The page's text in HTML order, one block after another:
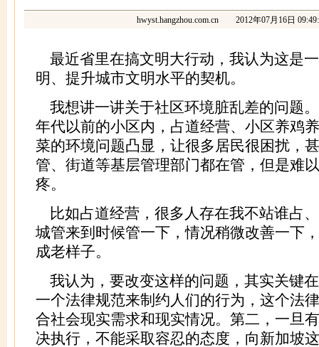
hwyst.hangzhou.com.cn2012年07月16日
最近省里在搞文明大行动，我认为这是
明、提升城市文明水平的契机。
我想讲一讲关于社区环境脏乱差的问题
年代以前的小区内，占道经营、小区养鸡
菜的环境问题凸显，让很多居民很困扰，
管、街道等基层管理部门都在管，但是难
疼。
比如占道经营，很多人存在我不站谁占
城管来到时候管一下，情况稍微改善一下
成老样子。
我认为，要改变这样的问题，其实关键
一个法律规范来制约人们的行为，这个法
合社会现实需求和现实情况。第二，一旦
决执行，不能采取容忍的态度，向新加坡